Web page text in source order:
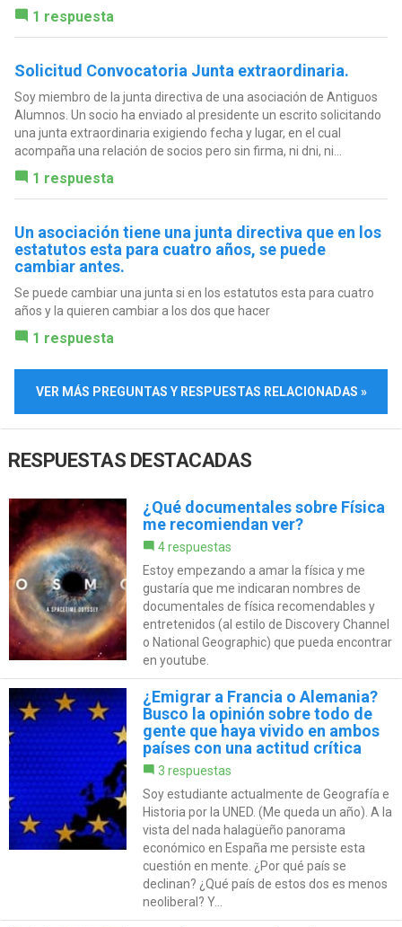
1 respuesta
Solicitud Convocatoria Junta extraordinaria.
Soy miembro de la junta directiva de una asociación de Antiguos
Alumnos. Un socio ha enviado al presidente un escrito solicitando
una junta extraordinaria exigiendo fecha y lugar, en el cual
acompaña una relación de socios pero sin firma, ni dni, ni...
1 respuesta
Un asociación tiene una junta directiva que en los
estatutos esta para cuatro años, se puede
cambiar antes.
Se puede cambiar una junta si en los estatutos esta para cuatro
años y la quieren cambiar a los dos que hacer
1 respuesta
VER MÁS PREGUNTAS Y RESPUESTAS RELACIONADAS »
RESPUESTAS DESTACADAS
¿Qué documentales sobre Física
me recomiendan ver?
4 respuestas
Estoy empezando a amar la física y me
gustaría que me indicaran nombres de
documentales de física recomendables y
entretenidos (al estilo de Discovery Channel
o National Geographic) que pueda encontrar
en youtube.
¿Emigrar a Francia o Alemania?
Busco la opinión sobre todo de
gente que haya vivido en ambos
países con una actitud crítica
3 respuestas
Soy estudiante actualmente de Geografía e
Historia por la UNED. (Me queda un año). A la
vista del nada halagüeño panorama
económico en España me persiste esta
cuestión en mente. ¿Por qué país se
declinan? ¿Qué país de estos dos es menos
neoliberal? Y...